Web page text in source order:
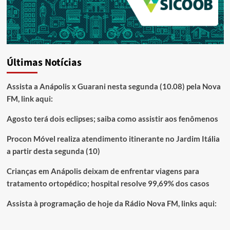
Últimas Notícias
Assista a Anápolis x Guarani nesta segunda (10.08) pela Nova
FM, link aqui:
Agosto terá dois eclipses; saiba como assistir aos fenômenos
Procon Móvel realiza atendimento itinerante no Jardim Itália
a partir desta segunda (10)
Crianças em Anápolis deixam de enfrentar viagens para
tratamento ortopédico; hospital resolve 99,69% dos casos
Assista à programação de hoje da Rádio Nova FM, links aqui: